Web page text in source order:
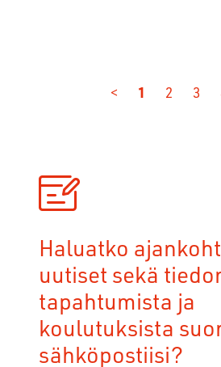
< 1 2 3
Haluatko
uutiset sekä
tapahtumista ja
koulutuksista
sähköpostiisi?